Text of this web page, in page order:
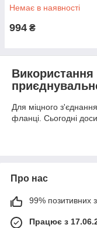
Немає в наявності
994 ₴
Для міцного
фланці. Сьогодні
легкі у монтуванні.
приєднувальний ITAL
оптимальними цінами.
Переваги ПЕ
Перед тим як зробити
Про нас
99% позитивних з
Працює з